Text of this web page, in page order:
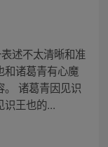
述不太清晰和准
和诸葛青有心魔
。 诸葛青因见识
识王也的...